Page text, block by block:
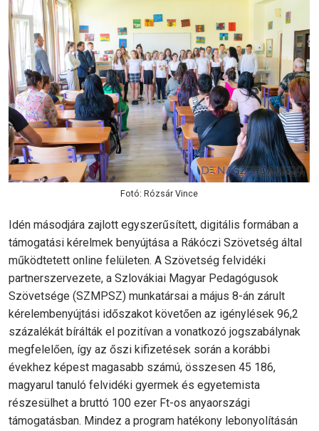
Fotó: Rózsár Vince
Idén másodjára zajlott egyszerűsített, digitális formában a
támogatási kérelmek benyújtása a Rákóczi Szövetség által
működtetett online felületen. A Szövetség felvidéki
partnerszervezete, a Szlovákiai Magyar Pedagógusok
Szövetsége (SZMPSZ) munkatársai a május 8-án zárult
kérelembenyújtási időszakot követően az igénylések 96,2
százalékát bírálták el pozitívan a vonatkozó jogszabálynak
megfelelően, így az őszi kifizetések során a korábbi
évekhez képest magasabb számú, összesen 45 186,
magyarul tanuló felvidéki gyermek és egyetemista
részesülhet a bruttó 100 ezer Ft-os anyaországi
támogatásban. Mindez a program hatékony lebonyolításán